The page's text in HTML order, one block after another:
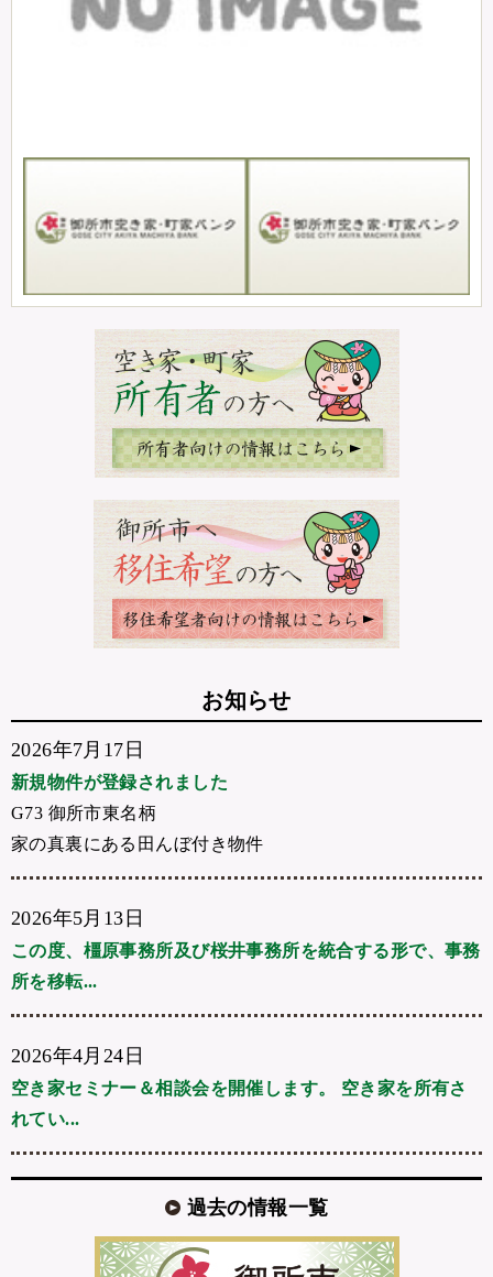
お知らせ
2026年7月17日
新規物件が登録されました
G73 御所市東名柄
家の真裏にある田んぼ付き物件
2026年5月13日
この度、橿原事務所及び桜井事務所を統合する形で、事務
所を移転...
2026年4月24日
空き家セミナー＆相談会を開催します。 空き家を所有さ
れてい...
過去の情報一覧